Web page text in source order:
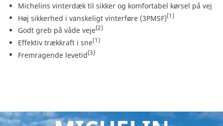
Michelins vinterdæk til sikker og komfortabel kørsel på vej
Høj sikkerhed i vanskeligt vinterføre (3PMSF)(1)
Godt greb på våde veje(2)
Effektiv trækkraft i sne(1)
Fremragende levetid(3)